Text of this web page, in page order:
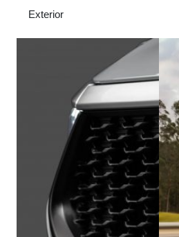
Exterior